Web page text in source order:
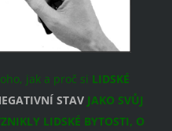
jak a proč si LIDSKÉ
STAV JAKO SVŮJ
LIDSKÉ BYTOSTI, O